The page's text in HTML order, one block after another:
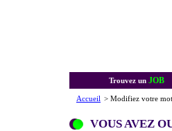
Trouvez un JOB
Accueil > Modifiez votre mot
VOUS AVEZ